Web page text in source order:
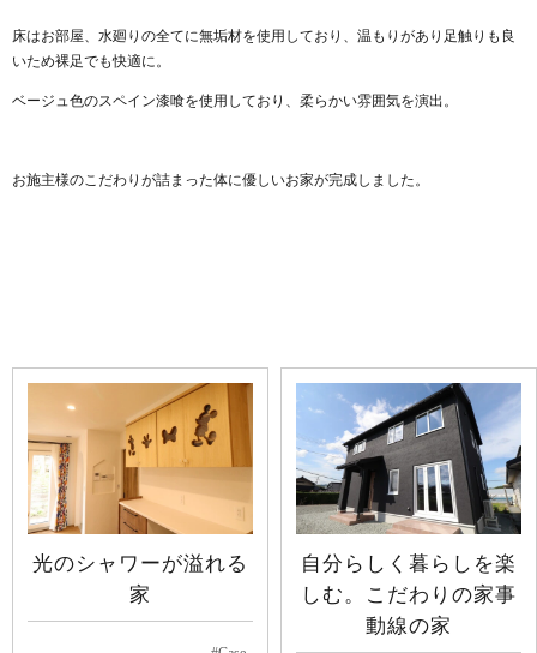
床はお部屋、水廻りの全てに無垢材を使用しており、温もりがあり足触りも良
いため裸足でも快適に。
ベージュ色のスペイン漆喰を使用しており、柔らかい雰囲気を演出。
お施主様のこだわりが詰まった体に優しいお家が完成しました。
光のシャワーが溢れる
家
自分らしく暮らしを楽
しむ。こだわりの家事
動線の家